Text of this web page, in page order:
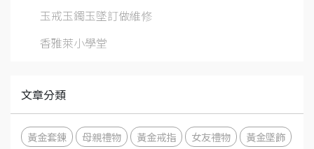
玉戒玉鐲玉墜訂做維修
香雅萊小學堂
文章分類
黃金套鍊 母親禮物 黃金戒指 女友禮物
黃金墜飾